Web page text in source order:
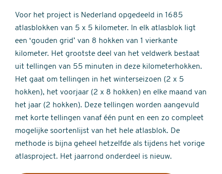
Voor het project is Nederland opgedeeld in 1685
atlasblokken van 5 x 5 kilometer. In elk atlasblok ligt
een ‘gouden grid’ van 8 hokken van 1 vierkante
kilometer. Het grootste deel van het veldwerk bestaat
uit tellingen van 55 minuten in deze kilometerhokken.
Het gaat om tellingen in het winterseizoen (2 x 5
hokken), het voorjaar (2 x 8 hokken) en elke maand van
het jaar (2 hokken). Deze tellingen worden aangevuld
met korte tellingen vanaf één punt en een zo compleet
mogelijke soortenlijst van het hele atlasblok. De
methode is bijna geheel hetzelfde als tijdens het vorige
atlasproject. Het jaarrond onderdeel is nieuw.